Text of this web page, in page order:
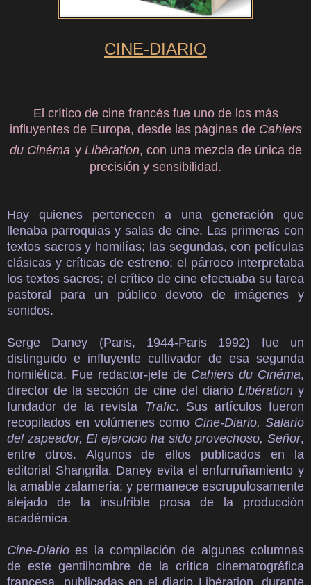
CINE-DIARIO
El crítico de cine francés fue uno de los más
influyentes de Europa, desde las páginas de Cahiers
du Cinéma y Libération, con una mezcla de única de
precisión y sensibilidad.
Hay quienes pertenecen a una generación que
llenaba parroquias y salas de cine. Las primeras con
textos sacros y homilías; las segundas, con películas
clásicas y críticas de estreno; el párroco interpretaba
los textos sacros; el crítico de cine efectuaba su tarea
pastoral para un público devoto de imágenes y
sonidos.
Serge Daney (Paris, 1944-Paris 1992) fue un
distinguido e influyente cultivador de esa segunda
homilética. Fue redactor-jefe de Cahiers du Cinéma,
director de la sección de cine del diario Libérationy
fundador de la revista Trafic. Sus artículos fueron
recopilados en volúmenes como Cine-Diario, Salario
del zapeador, El ejercicio ha sido provechoso, Señor,
entre otros. Algunos de ellos publicados en la
editorial Shangrila. Daney evita el enfurruñamiento y
la amable zalamería; y permanece escrupulosamente
alejado de la insufrible prosa de la producción
académica.
Cine-Diarioes la compilación de algunas columnas
de este gentilhombre de la crítica cinematográfica